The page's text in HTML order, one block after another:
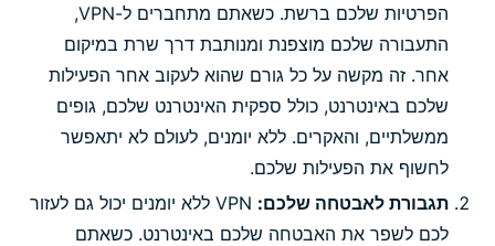
הפרטיות שלכם ברשת. כשאתם מתחברים ל-VPN,
התעבורה שלכם מוצפנת ומנותבת דרך שרת במיקום
אחר. זה מקשה על כל גורם שהוא לעקוב אחר הפעילות
שלכם באינטרנט, כולל ספקית האינטרנט שלכם, גופים
ממשלתיים, והאקרים. ללא יומנים, לעולם לא יתאפשר
לחשוף את הפעילות שלכם.
תגבורת לאבטחה שלכם:
VPN ללא יומנים יכול גם לעזור
לכם לשפר את האבטחה שלכם באינטרנט. כשאתם